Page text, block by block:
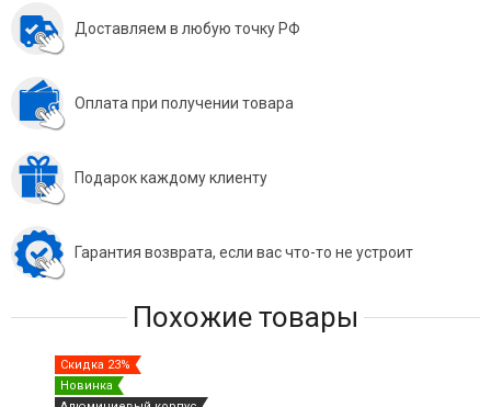
Доставляем в любую точку РФ
Оплата при получении товара
Подарок каждому клиенту
Гарантия возврата, если вас что-то не устроит
Похожие товары
Скидка 23%
Новинка